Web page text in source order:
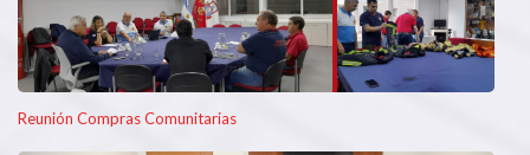
Reunión Compras Comunitarias